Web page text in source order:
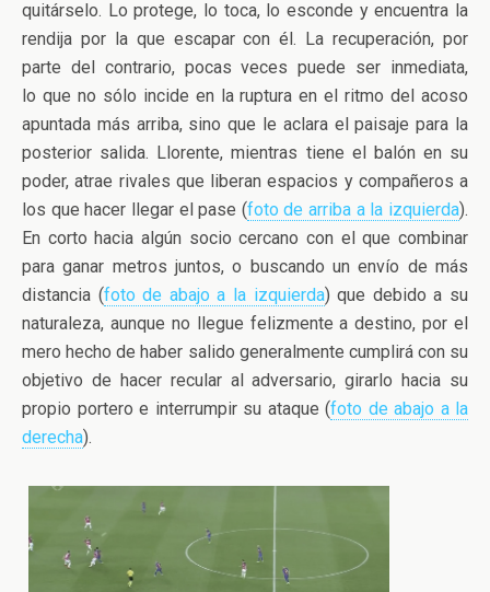
quitárselo. Lo protege, lo toca, lo esconde y encuentra la
rendija por la que escapar con él. La recuperación, por
parte del contrario, pocas veces puede ser inmediata,
lo que no sólo incide en la ruptura en el ritmo del acoso
apuntada más arriba, sino que le aclara el paisaje para la
posterior salida. Llorente, mientras tiene el balón en su
poder, atrae rivales que liberan espacios y compañeros a
los que hacer llegar el pase (foto de arriba a la izquierda).
En corto hacia algún socio cercano con el que combinar
para ganar metros juntos, o buscando un envío de más
distancia (foto de abajo a la izquierda) que debido a su
naturaleza, aunque no llegue felizmente a destino, por el
mero hecho de haber salido generalmente cumplirá con su
objetivo de hacer recular al adversario, girarlo hacia su
propio portero e interrumpir su ataque (foto de abajo a la
derecha).